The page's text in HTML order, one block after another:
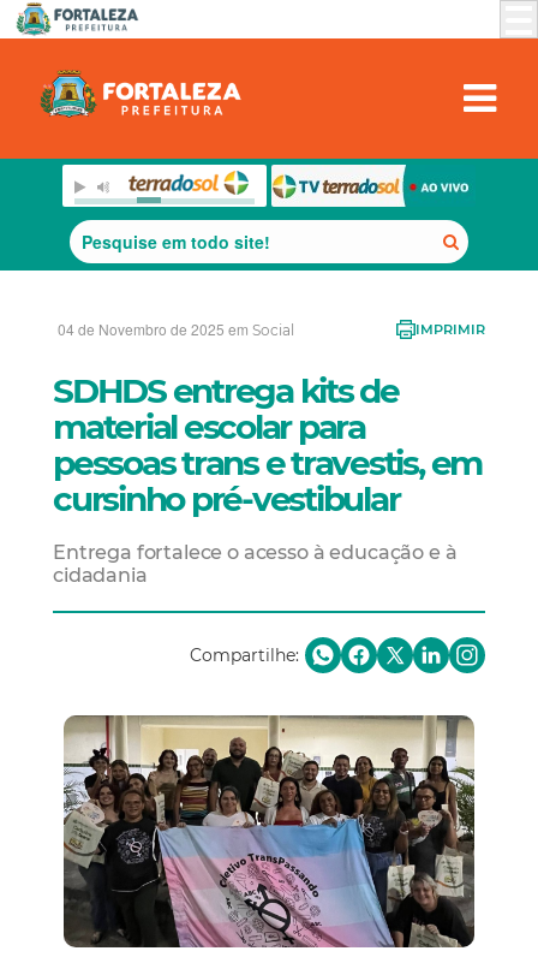
04 de Novembro de 2025 em Social IMPRIMIR
SDHDS entrega kits de
material escolar para
pessoas trans e travestis, em
cursinho pré-vestibular
Entrega fortalece o acesso à educação e à
cidadania
Compartilhe: